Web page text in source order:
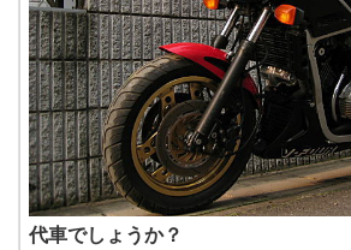
代車でしょうか？